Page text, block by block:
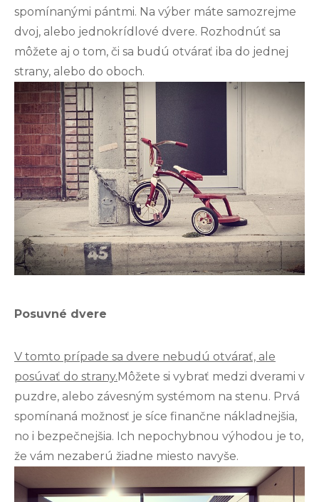
spomínanými pántmi. Na výber máte samozrejme
dvoj, alebo jednokrídlové dvere. Rozhodnúť sa
môžete aj o tom, či sa budú otvárať iba do jednej
strany, alebo do oboch.
Posuvné dvere
V tomto prípade sa dvere nebudú otvárať, ale
posúvať do strany.Môžete si vybrať medzi dverami v
puzdre, alebo závesným systémom na stenu. Prvá
spomínaná možnosť je síce finančne nákladnejšia,
no i bezpečnejšia. Ich nepochybnou výhodou je to,
že vám nezaberú žiadne miesto navyše.